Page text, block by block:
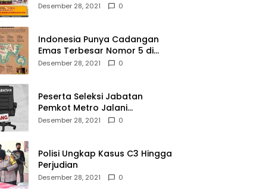
Desember 28, 2021 0
Indonesia Punya Cadangan
Emas Terbesar Nomor 5 di
Dunia, Ini Lokasinya dari
Desember 28, 2021 0
Peserta Seleksi Jabatan
Pemkot Metro Jalani
Assesment di Mabes Polri
Desember 28, 2021 0
Polisi Ungkap Kasus C3 Hingga
Perjudian
Desember 28, 2021 0